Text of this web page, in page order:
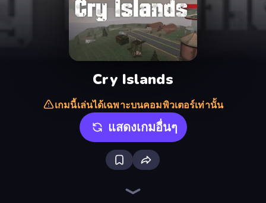
Cry Islands
เกมนี้เล่นได้เฉพาะบนคอมพิวเตอร์เท่านั้น
แสดงเกมอื่นๆ